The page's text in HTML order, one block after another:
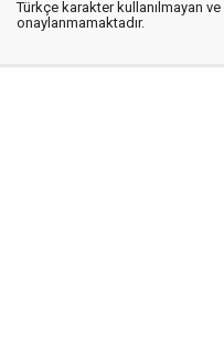
Türkçe karakter kullanılmayan
onaylanmamaktadır.